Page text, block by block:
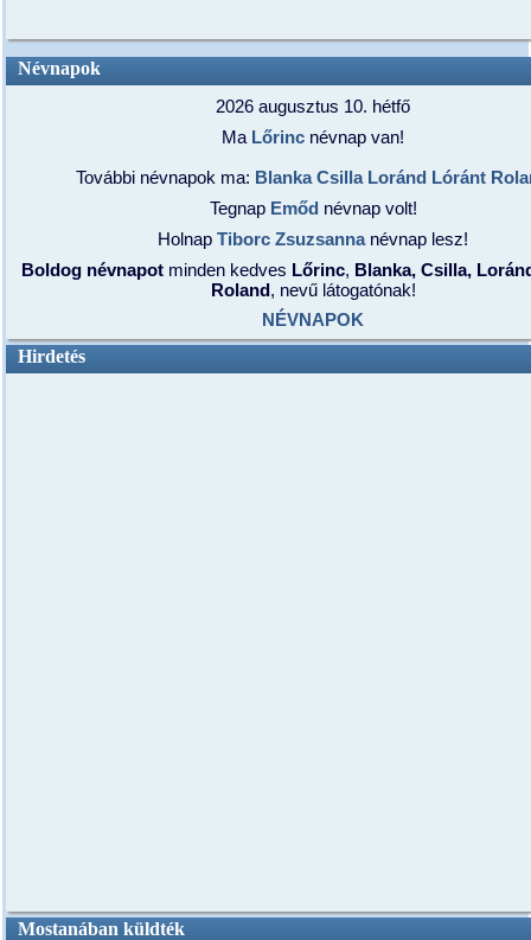
Névnapok
2026 augusztus 10. hétfő
Ma Lőrinc névnap van!
További névnapok ma: BlankaCsillaLoránd Lóránt
TegnapEmőd névnap volt!
Holnap Tiborc Zsuzsannanévnap lesz!
Boldog névnapot minden kedves Lőrinc, Blanka, Csilla,
Roland, nevű látogatónak!
NÉVNAPOK
Hirdetés
Mostanában küldték